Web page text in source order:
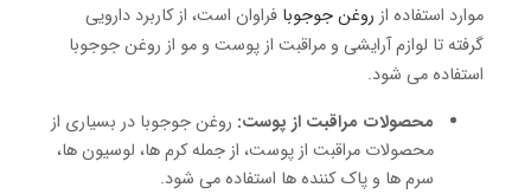
موارد استفاده از روغن جوجوبا فراوان است، از کاربرد دارویی
گرفته تا لوازم آرایشی و مراقبت از پوست و مو از روغن جوجوبا
استفاده می شود.
محصولات مراقبت از پوست: روغن جوجوبا در بسیاری از
محصولات مراقبت از پوست، از جمله کرم ها، لوسیون ها،
سرم ها و پاک کننده ها استفاده می شود.